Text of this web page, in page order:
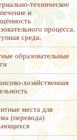
техническое
и
процесса.
среда.
образовательные
хозяйственная
места для
(перевода)